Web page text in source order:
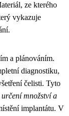
ze kterého
vykazuje
a plánováním.
diagnostiku,
čelisti. Tyto
určení množství a
implantátu. V